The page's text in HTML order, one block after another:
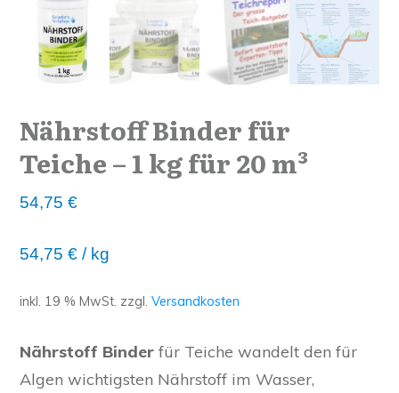
Nährstoff Binder für
Teiche – 1 kg für 20 m³
54,75 €
54,75 € / kg
inkl. 19 % MwSt. zzgl. Versandkosten
Nährstoff Binder für Teiche wandelt den für
Algen wichtigsten Nährstoff im Wasser,